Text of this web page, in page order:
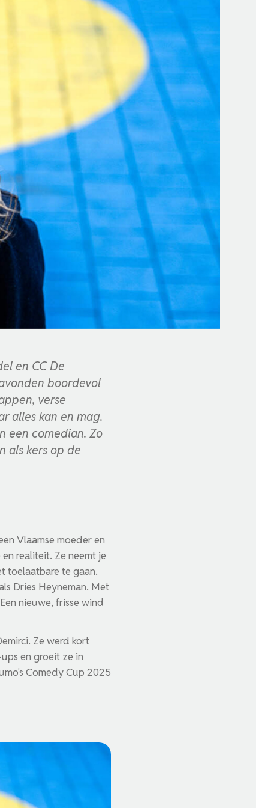
en CC De
boordevol
verse
alles kan en mag.
een comedian. Zo
als kers op de
Vlaamse moeder en
realiteit. Ze neemt je
toelaatbare te gaan.
Dries Heyneman. Met
nieuwe, frisse wind
Ze werd kort
en groeit ze in
Comedy Cup 2025